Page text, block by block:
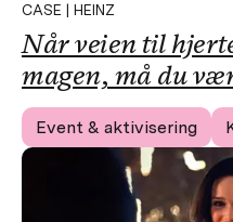
CASE | HEINZ
Når veien til
magen, må du
Event & aktivisering